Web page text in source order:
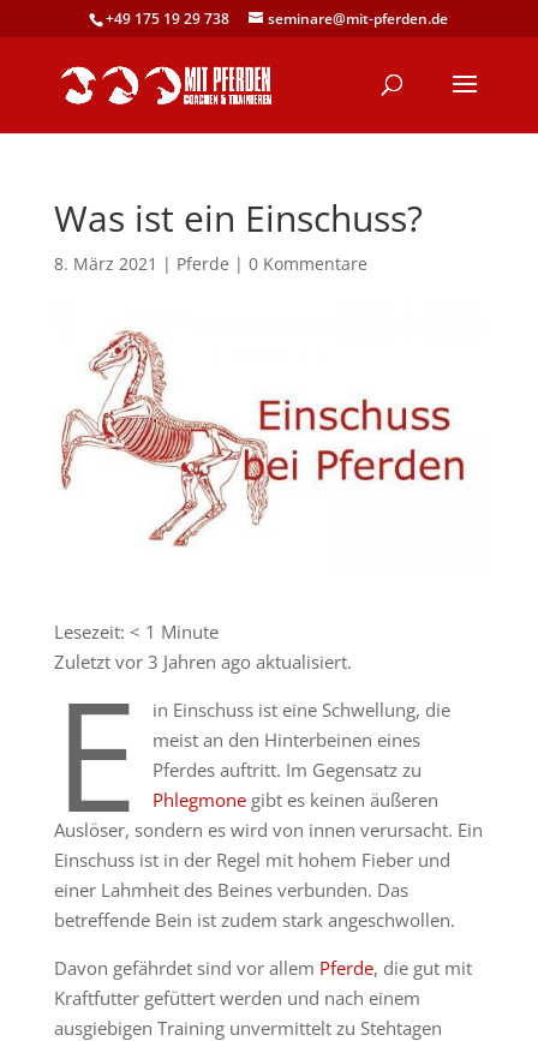
+49 175 19 29 738 seminare@mit-pferden.de
Was ist ein Einschuss?
8. März 2021 | Pferde | 0 Kommentare
Lesezeit: < 1 Minute
Zuletzt vor 3 Jahren ago aktualisiert.
E
in Einschuss ist eine Schwellung, die
meist an den Hinterbeinen eines
Pferdes auftritt. Im Gegensatz zu
Phlegmone gibt es keinen äußeren
Auslöser, sondern es wird von innen verursacht. Ein
Einschuss ist in der Regel mit hohem Fieber und
einer Lahmheit des Beines verbunden. Das
betreffende Bein ist zudem stark angeschwollen.
Davon gefährdet sind vor allem Pferde, die gut mit
Kraftfutter gefüttert werden und nach einem
ausgiebigen Training unvermittelt zu Stehtagen